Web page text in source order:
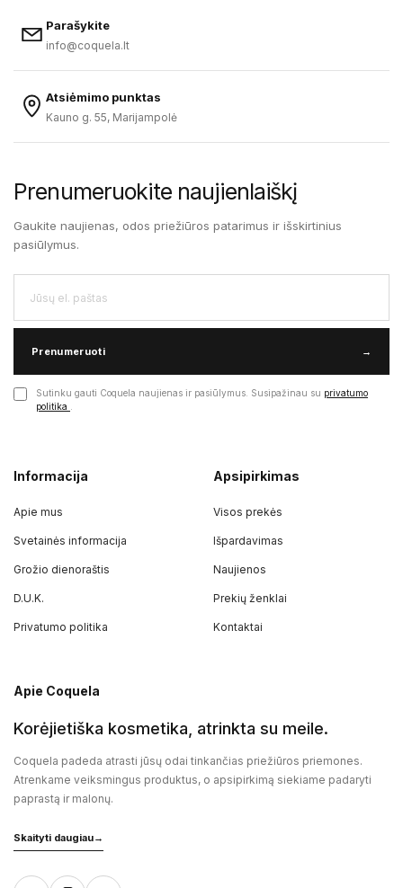
Parašykite
info@coquela.lt
Atsiėmimo punktas
Kauno g. 55, Marijampolė
Prenumeruokite naujienlaiškį
Gaukite naujienas, odos priežiūros patarimus ir išskirtinius
pasiūlymus.
Prenumeruoti →
Sutinku gauti Coquela naujienas ir pasiūlymus. Susipažinau su privatumo
politika
Informacija
Apie mus
Svetainės informacija
Grožio dienoraštis
D.U.K.
Privatumo politika
Apsipirkimas
Visos prekės
Išpardavimas
Naujienos
Prekių ženklai
Kontaktai
Apie Coquela
Korėjietiška kosmetika, atrinkta su meile.
Coquela padeda atrasti jūsų odai tinkančias priežiūros priemones.
Atrenkame veiksmingus produktus, o apsipirkimą siekiame padaryti
paprastą ir malonų.
Skaityti daugiau→